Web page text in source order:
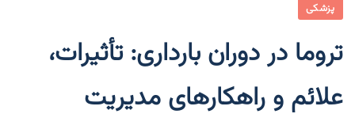
پزشکی
تروما در دوران بارداری: تأثیرات،
علائم و راهکارهای مدیریت